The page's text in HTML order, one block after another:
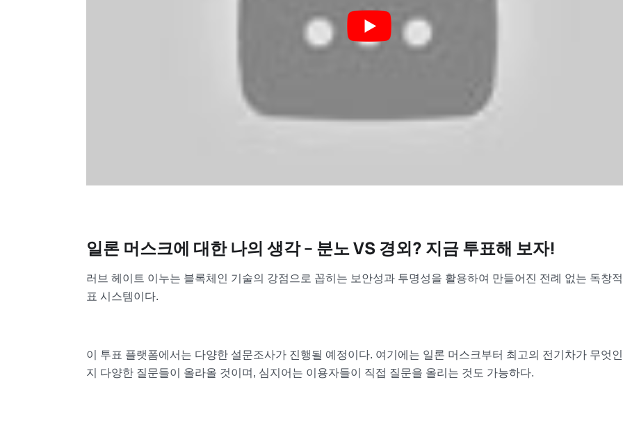
일론 머스크에 대한 나의 생각 – 분노 VS 경외? 지금 투표해 보자!
러브 헤이트 이누는 블록체인 기술의 강점으로 꼽히는 보안성과 투명성을 활용하여 만들어진 전례 없는 독창
표 시스템이다.
이 투표 플랫폼에서는 다양한 설문조사가 진행될 예정이다. 여기에는 일론 머스크부터 최고의 전기차가 무엇
지 다양한 질문들이 올라올 것이며, 심지어는 이용자들이 직접 질문을 올리는 것도 가능하다.